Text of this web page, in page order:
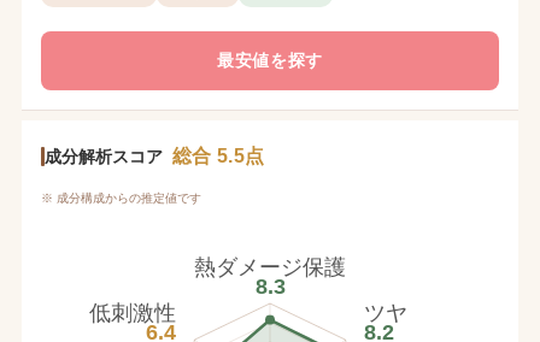
最安値を探す
成分解析スコア 総合 5.5点
※ 成分構成からの推定値です
熱ダメージ保護
8.3
ツヤ
8.2
低刺激性
6.4